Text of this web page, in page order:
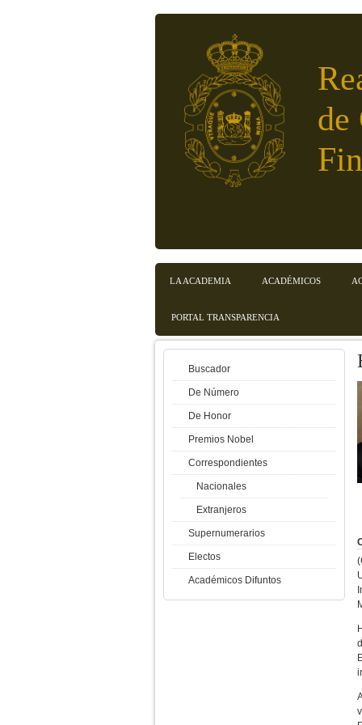
de
Menú principal
LA ACADEMIA ACADÉMICOS
PORTAL TRANSPARENCIA
Buscador
De Número
De Honor
Premios Nobel
Correspondientes
Nacionales
Extranjeros
Supernumerarios
Electos
Académicos Difuntos